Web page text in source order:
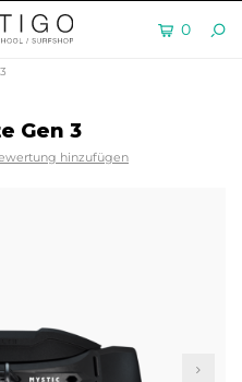
0
Gen 3
hinzufügen